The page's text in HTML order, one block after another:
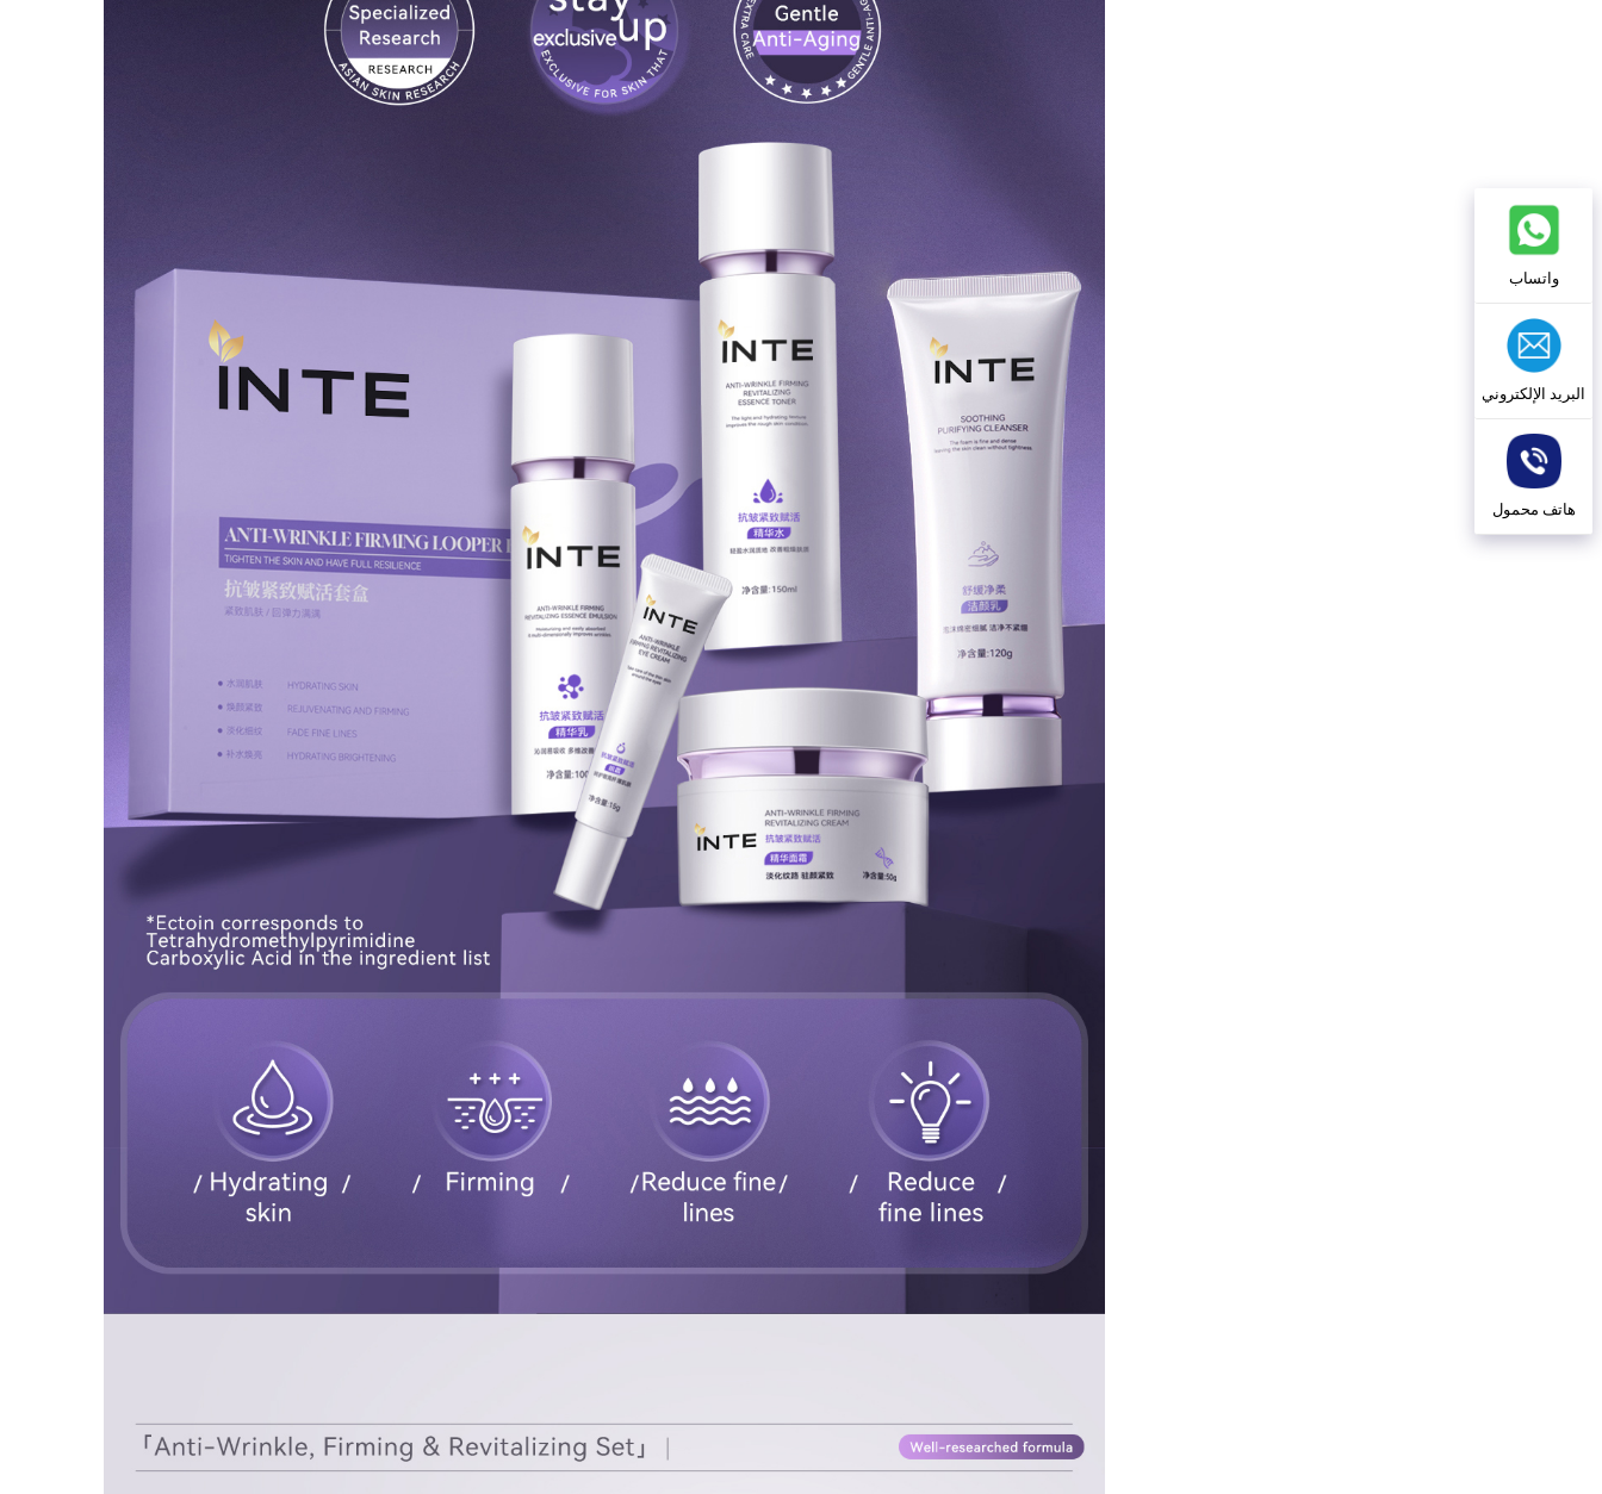
واتساب
البريد الإلكتروني
هاتف محمول